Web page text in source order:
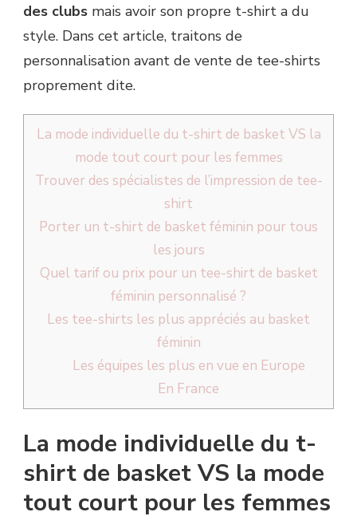
des clubs mais avoir son propre t-shirt a du
style. Dans cet article, traitons de
personnalisation avant de vente de tee-shirts
proprement dite.
La mode individuelle du t-shirt de basket VS la
mode tout court pour les femmes
Trouver des spécialistes de l’impression de tee-
shirt
Porter un t-shirt de basket féminin pour tous
les jours
Quel tarif ou prix pour un tee-shirt de basket
féminin personnalisé ?
Les tee-shirts les plus appréciés au basket
féminin
Les équipes les plus en vue en Europe
En France
La mode individuelle du t-
shirt de basket VS la mode
tout court pour les femmes